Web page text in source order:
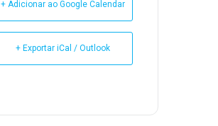
+ Adicionar ao Google Calendar
+ Exportar iCal / Outlook